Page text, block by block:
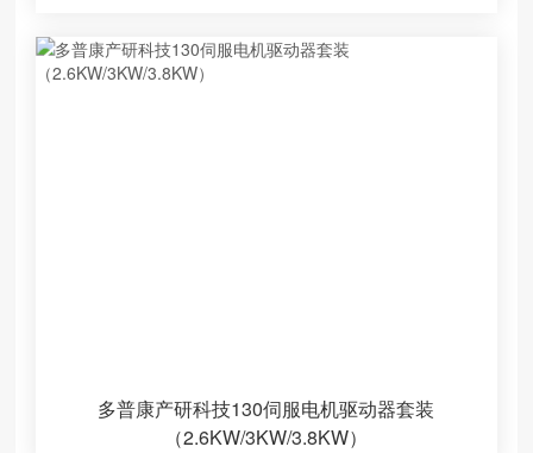
多普康产研科技130伺服电机驱动器套装
（2.6KW/3KW/3.8KW）